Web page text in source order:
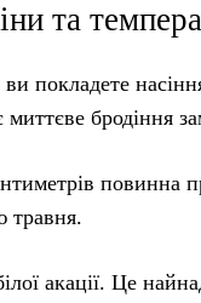
та
покладете
бродіння
повинна
травня.
акації. Це